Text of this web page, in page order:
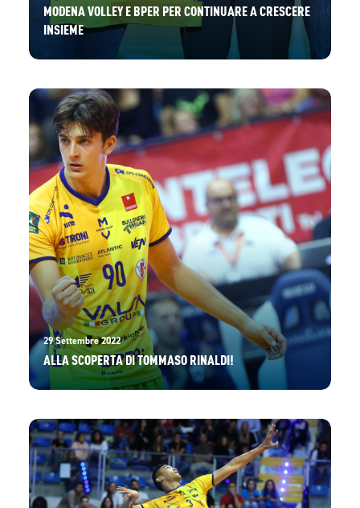
MODENA VOLLEY E BPER PER CONTINUARE A CRESCERE
INSIEME
29 Settembre 2022
ALLA SCOPERTA DI TOMMASO RINALDI!